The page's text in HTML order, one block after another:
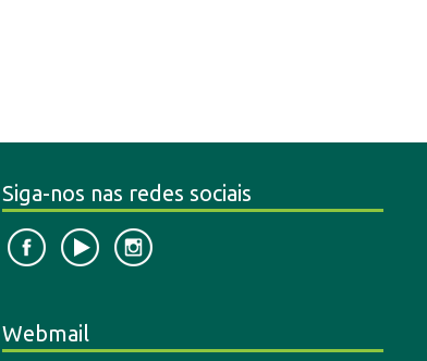
Siga-nos nas redes sociais
Webmail